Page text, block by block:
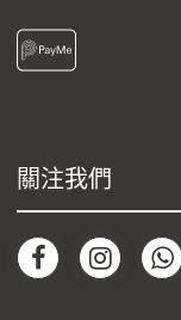
關注我們